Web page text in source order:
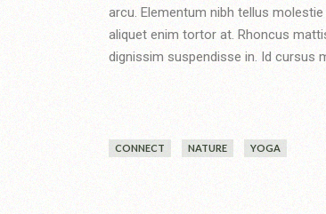
arcu. Elementum nibh tellus
aliquet enim tortor at. Rhoncus
dignissim suspendisse in. Id cursus
CONNECT NATURE YOGA